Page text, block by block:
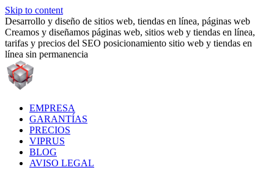
Skip to content
Desarrollo y diseño de sitios web, tiendas en línea, páginas web
Creamos y diseñamos páginas web, sitios web y tiendas en línea,
tarifas y precios del SEO posicionamiento sitio web y tiendas en
línea sin permanencia
EMPRESA
GARANTÍAS
PRECIOS
VIPRUS
BLOG
AVISO LEGAL